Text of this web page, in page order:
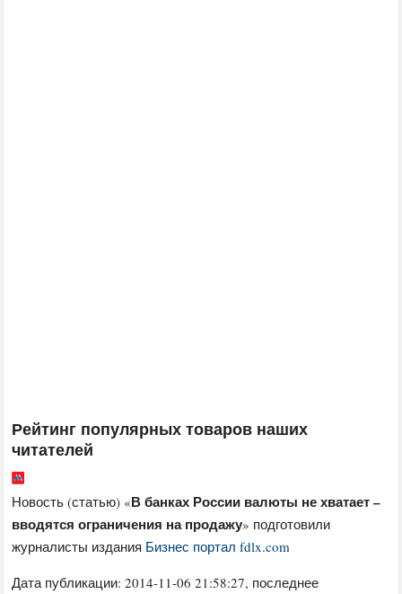
Рейтинг популярных товаров наших
читателей
Новость (статью) «В банках России валюты не хватает –
вводятся ограничения на продажу» подготовили
журналисты издания Бизнес портал fdlx.com
Дата публикации:2014-11-06 21:58:27, последнее